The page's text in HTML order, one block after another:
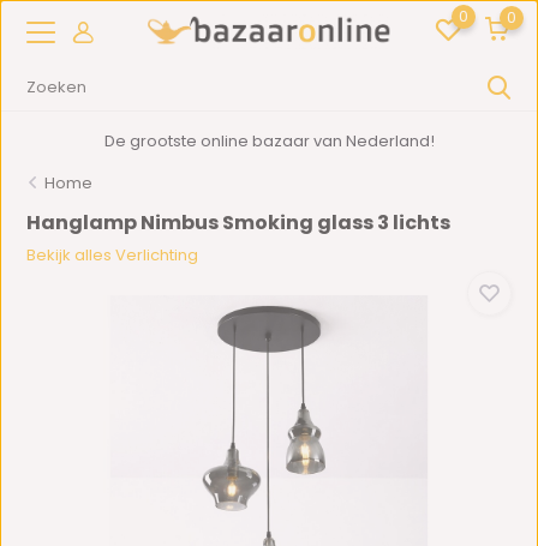
0 0
De grootste online bazaar van Nederland!
Home
Hanglamp Nimbus Smoking glass 3 lichts
Bekijk alles Verlichting